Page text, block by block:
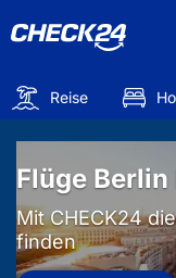
Reise
Flüge
Mit CHECK24
finden